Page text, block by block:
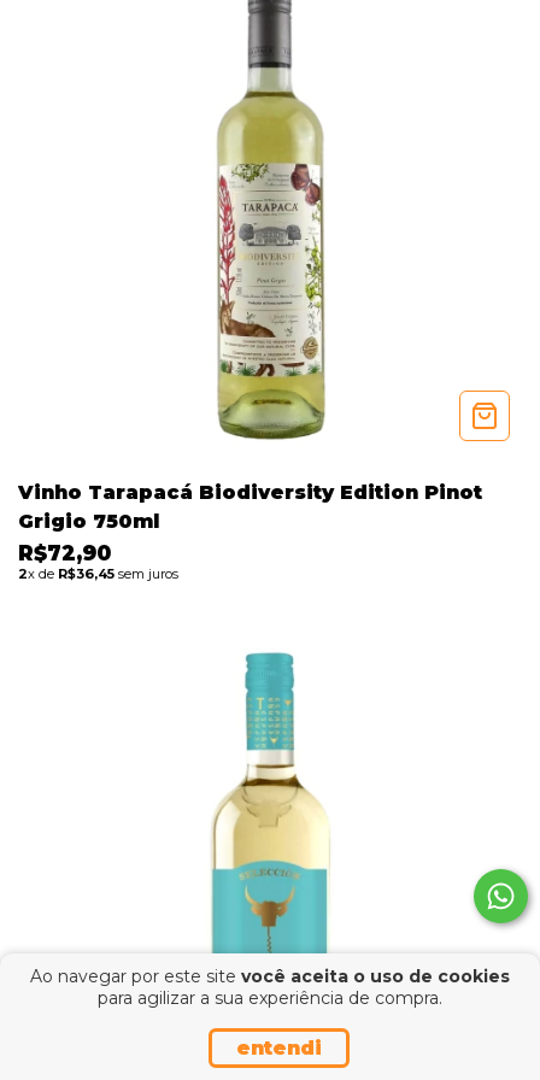
Ao navegar por este site você aceita o uso de cookies
para agilizar a sua experiência de compra.
entendi
Vinho Tarapacá Biodiversity Edition Pinot
Grigio 750ml
R$72,90
2x de R$36,45 sem juros